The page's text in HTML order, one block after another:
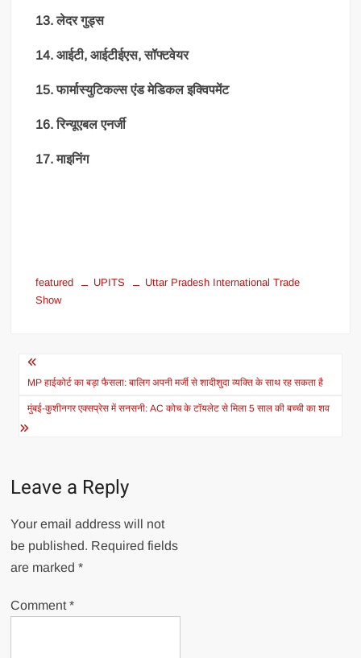
13. लेदर गुड्स
14. आईटी, आईटीईएस, सॉफ्टवेयर
15. फार्मास्युटिकल्स एंड मेडिकल इक्विपमेंट
16. रिन्यूएबल एनर्जी
17. माइनिंग
featured UPITS
Uttar Pradesh International Trade
Show
Post
navigation
MP हाईकोर्ट का बड़ा फैसला: बालिग अपनी मर्जी से शादीशुदा व्यक्ति के साथ रह सकता है
मुंबई-कुशीनगर एक्सप्रेस में सनसनी: AC कोच के टॉयलेट से मिला 5 साल की बच्ची का शव
Leave a Reply
Your email address will not
be published. Required fields
are marked*
Comment*